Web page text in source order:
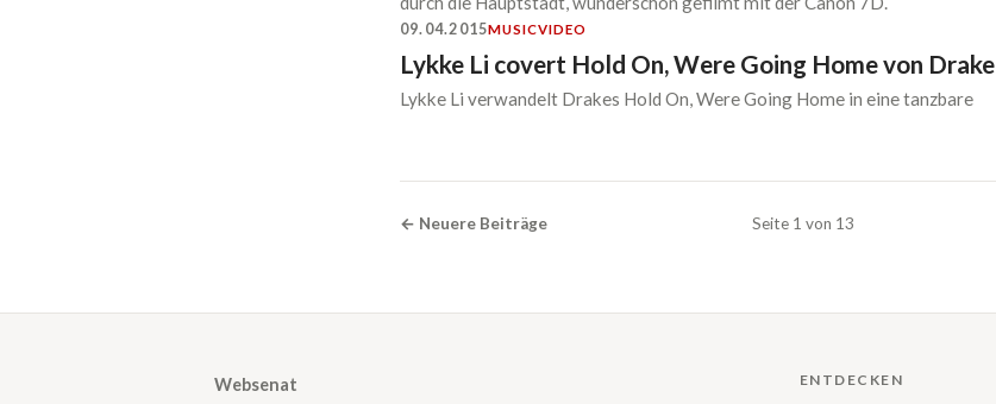
09.04.2015MUSICVIDEO
Lykke Li covert Hold On, Were Going Home von Drake
Lykke Li verwandelt Drakes Hold On, Were Going Home in eine tanzbare
← Neuere Beiträge Seite 1 von 13
Websenat
ENTDECKEN